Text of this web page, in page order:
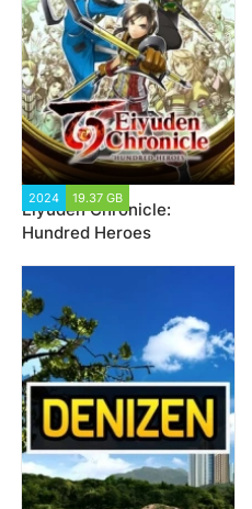
2024 19.37 GB
Eiyuden Chronicle:
Hundred Heroes